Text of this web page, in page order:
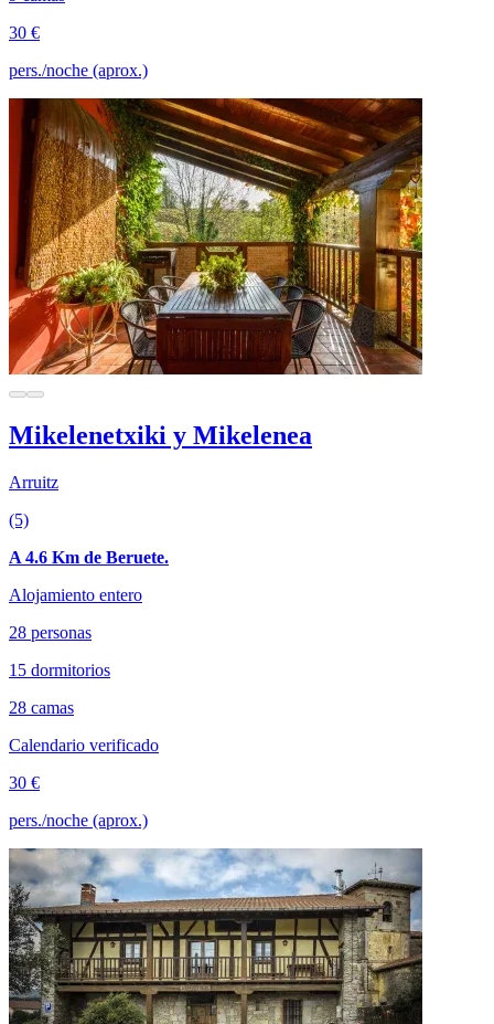
30 €
pers./noche (aprox.)
Mikelenetxiki y Mikelenea
Arruitz
(5)
A 4.6 Km de Beruete.
Alojamiento entero
28 personas
15 dormitorios
28 camas
Calendario verificado
30 €
pers./noche (aprox.)